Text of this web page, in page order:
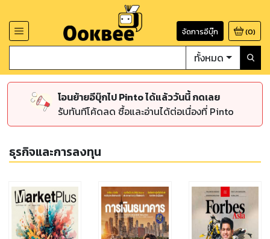
จัดการอีบุ๊ก (0)
ทั้งหมด
โอนย้ายอีบุ๊กไป Pinto ได้แล้ววันนี้ กดเลย
รับทันทีโค้ดลด ซื้อและอ่านได้ต่อเนื่องที่ Pinto
ธุรกิจและการลงทุน